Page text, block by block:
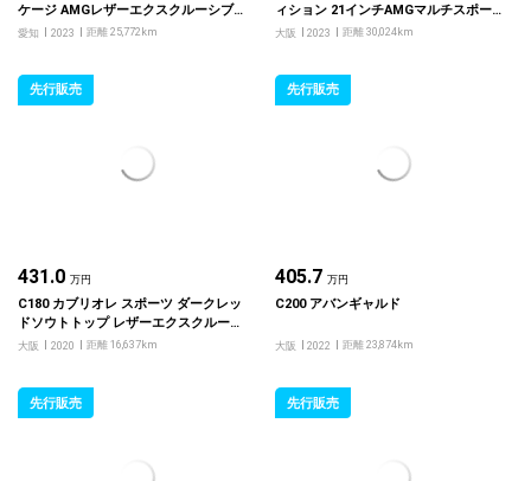
ケージ AMGレザーエクスクルーシブ
パッケージ アドバンスドパッケージ
愛知 2023 距離 25,772km
ィション 21インチAMGマルチスポー
クアルミホイール
大阪 2023 距離 30,024km
先行販売
431.0 万円
C180 カブリオレ スポーツ ダークレッ
ドソウトトップ レザーエクスクルーシ
ブパッケージ レーダーセーフティパッ
大阪 2020 距離 16,637km
先行販売
405.7 万円
C200 アバンギャルド
大阪 2022 距離 23,874km
先行販売 先行販売